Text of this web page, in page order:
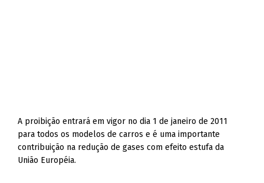
A proibição entrará em vigor no dia 1 de janeiro de 2011
para todos os modelos de carros e é uma importante
contribuição na redução de gases com efeito estufa da
União Européia.